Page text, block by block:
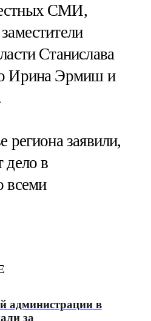
СМИ,
Станислава
Ирина Эрмиш и
региона заявили,
дело в
всеми
администрации в
за